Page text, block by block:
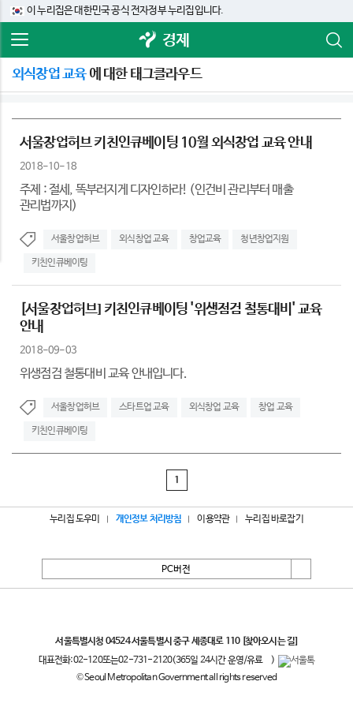
이 누리집은 대한민국 공식 전자정부 누리집입니다.
경제
외식창업 교육에 대한 태그클라우드
서울창업허브 키친인큐베이팅 10월 외식창업 교육 안내
2018-10-18
주제 : 절세, 똑부러지게 디자인하라! (인건비 관리부터 매출
관리법까지)
서울창업허브 외식창업 교육 창업교육 청년창업지원
키친인큐베이팅
[서울창업허브] 키친인큐베이팅 '위생점검 철통대비' 교육
안내
2018-09-03
위생점검 철통대비 교육 안내입니다.
서울창업허브 스타트업 교육 외식창업 교육 창업 교육
키친인큐베이팅
1
누리집 도우미 개인정보 처리방침 이용약관 누리집 바로잡기
PC버전
서울특별시청 04524 서울특별시 중구 세종대로 110 [찾아오시는 길]
대표전화:02-120또는02-731-2120(365일 24시간 운영/유료
)
© Seoul Metropolitan Government all rights reserved